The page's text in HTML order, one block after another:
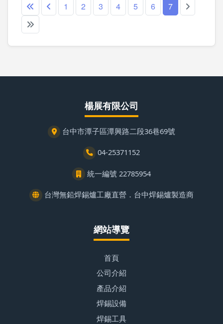
1 2 3 4 5 6 7
楊展有限公司
台中市潭子區潭興路二段36巷69號
04-25371152
統一編號 22785954
台灣無鉛焊錫爐工廠直營．台中焊錫爐製造商
網站導覽
首頁
公司介紹
產品介紹
焊錫設備
焊錫工具